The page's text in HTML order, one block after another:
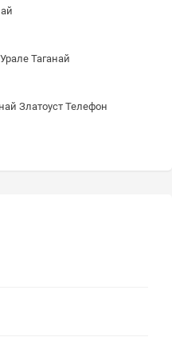
Таганай
Златоуст Телефон